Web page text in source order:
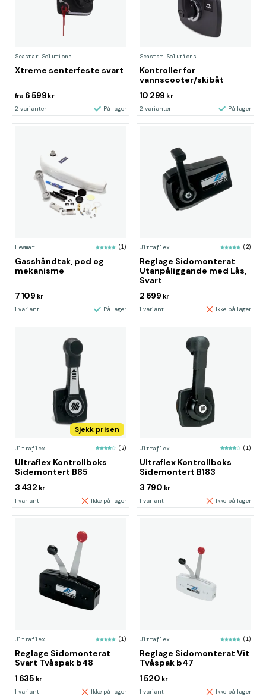
Seastar Solutions
Xtreme senterfeste svart
fra 6 599 kr
2 varianter På lager
Seastar Solutions
Kontroller for
vannscooter/skibåt
10 299 kr
2 varianter På lager
Lewmar (1)
Gasshåndtak, pod og
mekanisme
7 109 kr
1 variant På lager
Ultraflex (2)
Reglage Sidomonterat
Utanpåliggande med Lås,
Svart
2 699 kr
1 variant Ikke på lager
Sjekk prisen
Ultraflex (2)
Ultraflex Kontrollboks
Sidemontert B85
3 432 kr
1 variant Ikke på lager
Ultraflex (1)
Ultraflex Kontrollboks
Sidemontert B183
3 790 kr
1 variant Ikke på lager
Ultraflex (1)
Reglage Sidomonterat
Svart Tvåspak b48
1 635 kr
1 variant Ikke på lager
Ultraflex (1)
Reglage Sidomonterat Vit
Tvåspak b47
1 520 kr
1 variant Ikke på lager